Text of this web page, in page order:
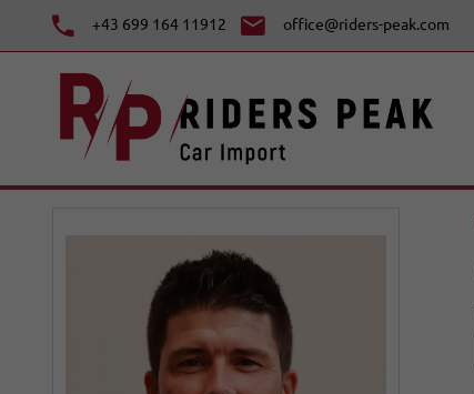
+43 699 164 11912 office@riders-peak.com